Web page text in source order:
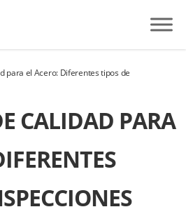
para el Acero: Diferentes tipos de
CALIDAD PARA